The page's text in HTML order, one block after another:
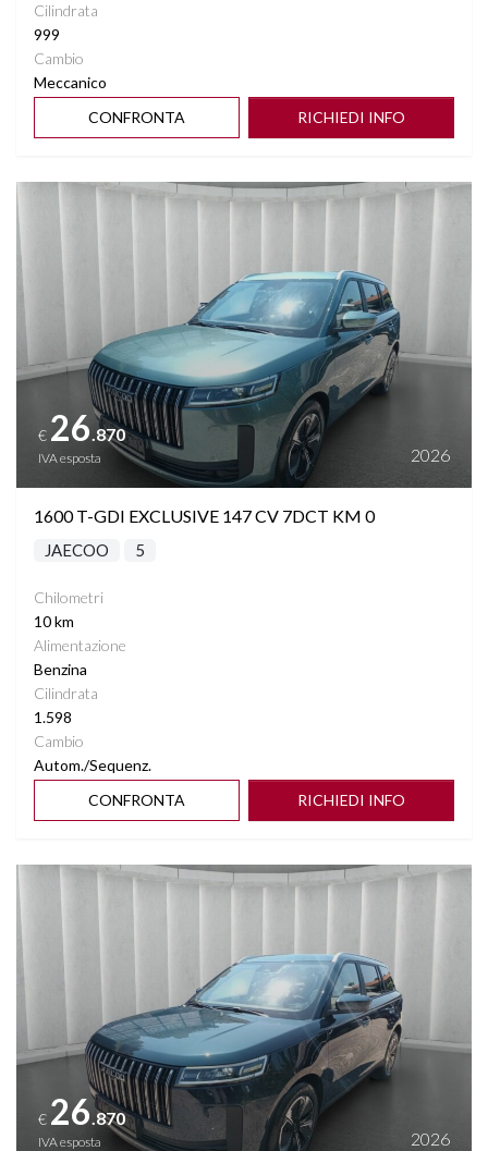
Cilindrata
999
Cambio
Meccanico
CONFRONTA
RICHIEDI INFO
Vedi dettagli
€ 26.870
IVA esposta 2026
1600 T-GDI EXCLUSIVE 147 CV 7DCT KM 0
JAECOO 5
Chilometri
10 km
Alimentazione
Benzina
Cilindrata
1.598
Cambio
Autom./Sequenz.
CONFRONTA
RICHIEDI INFO
Vedi dettagli
€ 26 .870
IVA esposta 2026